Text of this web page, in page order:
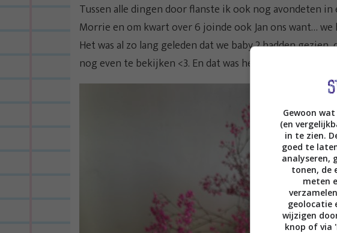
Tussen alle dingen door flanste ik ook nog avondeten in
Morrie en om kwart over 6 joinde ook Jan ons want…
Het was al zo lang geleden dat we baby 2 hadden
nog even te bekijken <3. En dat was heel leuk <3.
Gewoon
(en
in te zien.
goed te
analyseren,
tonen, de
meten
geolocatie
wijzigen
knop of via